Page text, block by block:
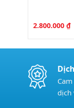
2.800.000 ₫
dịch